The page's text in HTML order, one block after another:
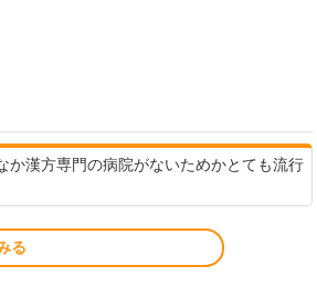
か漢方専門の病院がないためかとても流行
る